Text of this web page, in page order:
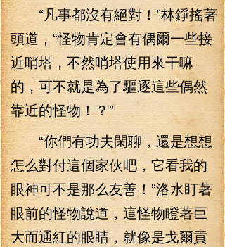
“凡事都沒有絕對！”林錚搖著
頭道，“怪物肯定會有偶爾一些接
近哨塔，不然哨塔使用來干嘛
的，可不就是為了驅逐這些偶然
靠近的怪物！？”
“你們有功夫閑聊，還是想想
怎么對付這個家伙吧，它看我的
眼神可不是那么友善！”洛水盯著
眼前的怪物說道，這怪物瞪著巨
大而通紅的眼睛，就像是戈爾貢